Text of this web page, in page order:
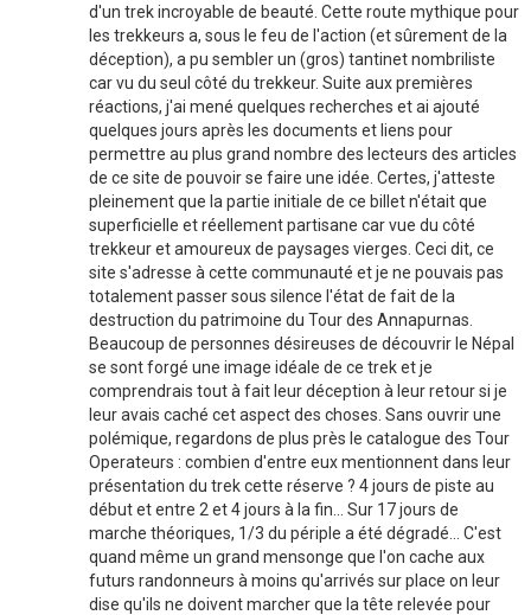
d'un trek incroyable de beauté. Cette route mythique pour
les trekkeurs a, sous le feu de l'action (et sûrement de la
déception), a pu sembler un (gros) tantinet nombriliste
car vu du seul côté du trekkeur. Suite aux premières
réactions, j'ai mené quelques recherches et ai ajouté
quelques jours après les documents et liens pour
permettre au plus grand nombre des lecteurs des articles
de ce site de pouvoir se faire une idée. Certes, j'atteste
pleinement que la partie initiale de ce billet n'était que
superficielle et réellement partisane car vue du côté
trekkeur et amoureux de paysages vierges. Ceci dit, ce
site s'adresse à cette communauté et je ne pouvais pas
totalement passer sous silence l'état de fait de la
destruction du patrimoine du Tour des Annapurnas.
Beaucoup de personnes désireuses de découvrir le Népal
se sont forgé une image idéale de ce trek et je
comprendrais tout à fait leur déception à leur retour si je
leur avais caché cet aspect des choses. Sans ouvrir une
polémique, regardons de plus près le catalogue des Tour
Operateurs : combien d'entre eux mentionnent dans leur
présentation du trek cette réserve ? 4 jours de piste au
début et entre 2 et 4 jours à la fin... Sur 17 jours de
marche théoriques, 1/3 du périple a été dégradé... C'est
quand même un grand mensonge que l'on cache aux
futurs randonneurs à moins qu'arrivés sur place on leur
dise qu'ils ne doivent marcher que la tête relevée pour